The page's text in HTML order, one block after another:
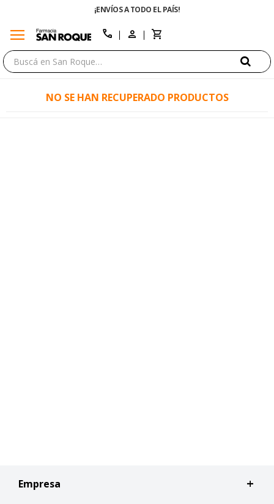
¡ENVÍOS A TODO EL PAÍS!
menu call
NO SE HAN RECUPERADO PRODUCTOS
Empresa
close